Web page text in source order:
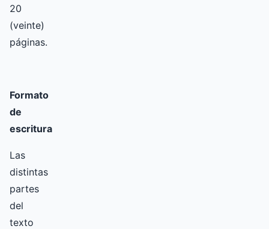
20
(veinte)
páginas.
Formato
de
escritura
Las
distintas
partes
del
texto